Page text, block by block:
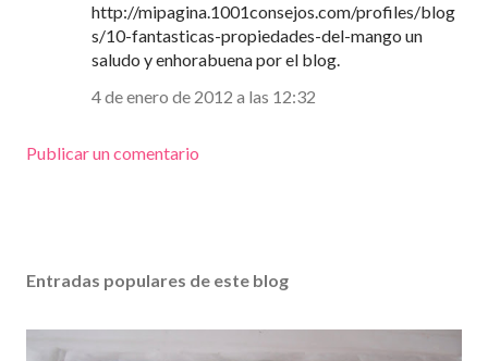
http://mipagina.1001consejos.com/profiles/blog
s/10-fantasticas-propiedades-del-mango un
saludo y enhorabuena por el blog.
4 de enero de 2012 a las 12:32
Publicar un comentario
Entradas populares de este blog